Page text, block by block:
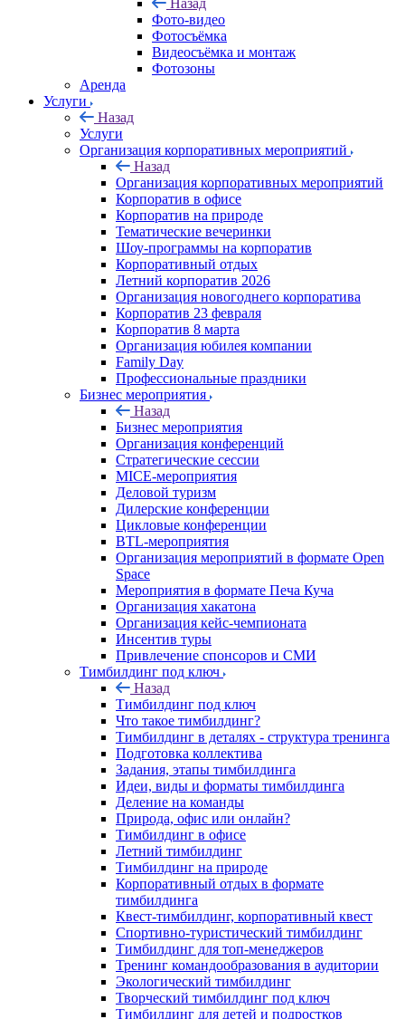
Назад
Фото-видео
Фотосъёмка
Видеосъёмка и монтаж
Фотозоны
Аренда
Услуги
Назад
Услуги
Организация корпоративных мероприятий
Назад
Организация корпоративных мероприятий
Корпоратив в офисе
Корпоратив на природе
Тематические вечеринки
Шоу-программы на корпоратив
Корпоративный отдых
Летний корпоратив 2026
Организация новогоднего корпоратива
Корпоратив 23 февраля
Корпоратив 8 марта
Организация юбилея компании
Family Day
Профессиональные праздники
Бизнес мероприятия
Назад
Бизнес мероприятия
Организация конференций
Стратегические сессии
MICE-мероприятия
Деловой туризм
Дилерские конференции
Цикловые конференции
BTL-мероприятия
Организация мероприятий в формате Open
Space
Мероприятия в формате Печа Куча
Организация хакатона
Организация кейс-чемпионата
Инсентив туры
Привлечение спонсоров и СМИ
Тимбилдинг под ключ
Назад
Тимбилдинг под ключ
Что такое тимбилдинг?
Тимбилдинг в деталях - структура тренинга
Подготовка коллектива
Задания, этапы тимбилдинга
Идеи, виды и форматы тимбилдинга
Деление на команды
Природа, офис или онлайн?
Тимбилдинг в офисе
Летний тимбилдинг
Тимбилдинг на природе
Корпоративный отдых в формате
тимбилдинга
Квест-тимбилдинг, корпоративный квест
Спортивно-туристический тимбилдинг
Тимбилдинг для топ-менеджеров
Тренинг командообразования в аудитории
Экологический тимбилдинг
Творческий тимбилдинг под ключ
Тимбилдинг для детей и подростков